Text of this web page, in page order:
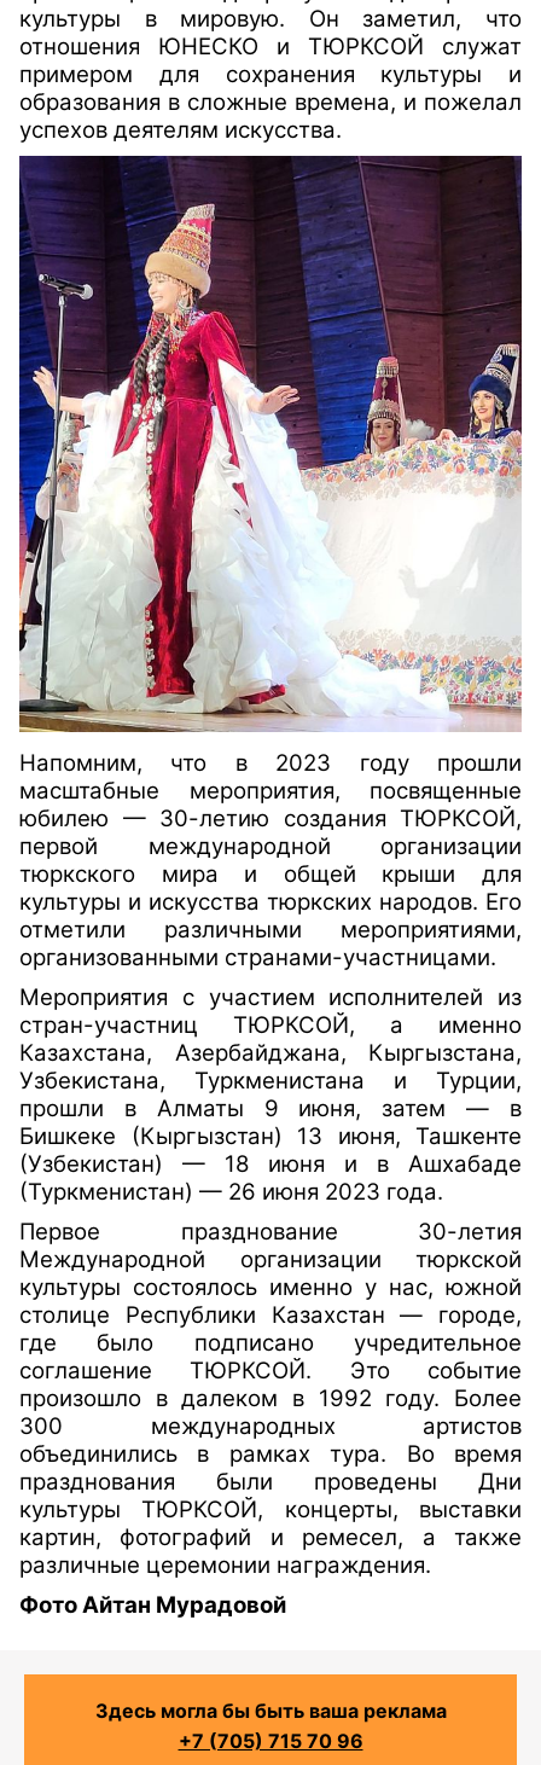
культуры в мировую. Он заметил, что
отношения ЮНЕСКО и ТЮРКСОЙ служат
примером для сохранения культуры и
образования в сложные времена, и пожелал
успехов деятелям искусства.
Напомним, что в 2023 году прошли
масштабные мероприятия, посвященные
юбилею — 30-летию создания ТЮРКСОЙ,
первой международной организации
тюркского мира и общей крыши для
культуры и искусства тюркских народов. Его
отметили различными мероприятиями,
организованными странами-участницами.
Мероприятия с участием исполнителей из
стран-участниц ТЮРКСОЙ, а именно
Казахстана, Азербайджана, Кыргызстана,
Узбекистана, Туркменистана и Турции,
прошли в Алматы 9 июня, затем — в
Бишкеке (Кыргызстан) 13 июня, Ташкенте
(Узбекистан) — 18 июня и в Ашхабаде
(Туркменистан) — 26 июня 2023 года.
Первое празднование 30-летия
Международной организации тюркской
культуры состоялось именно у нас, южной
столице Республики Казахстан — городе,
где было подписано учредительное
соглашение ТЮРКСОЙ. Это событие
произошло в далеком в 1992 году. Более
300 международных артистов
объединились в рамках тура. Во время
празднования были проведены Дни
культуры ТЮРКСОЙ, концерты, выставки
картин, фотографий и ремесел, а также
различные церемонии награждения.
Фото Айтан Мурадовой
Здесь могла бы быть ваша реклама
+7 (705) 715 70 96